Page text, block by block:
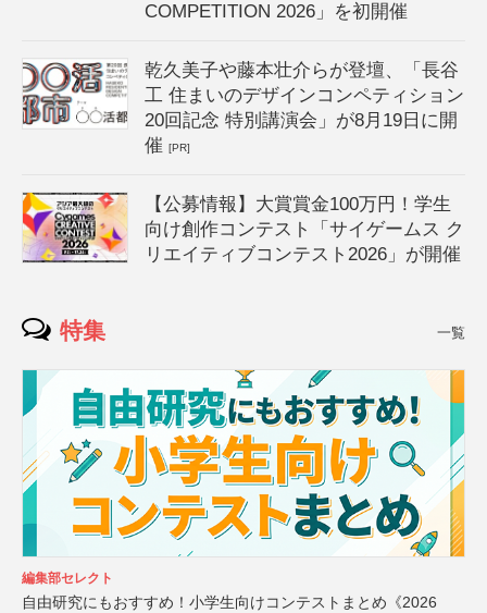
COMPETITION 2026」を初開催
乾久美子や藤本壮介らが登壇、「長谷
工 住まいのデザインコンペティション
20回記念 特別講演会」が8月19日に開
催[PR]
【公募情報】大賞賞金100万円！学生
向け創作コンテスト「サイゲームス ク
リエイティブコンテスト2026」が開催
特集 一覧
編集部セレクト
自由研究にもおすすめ！小学生向けコンテストまとめ《2026